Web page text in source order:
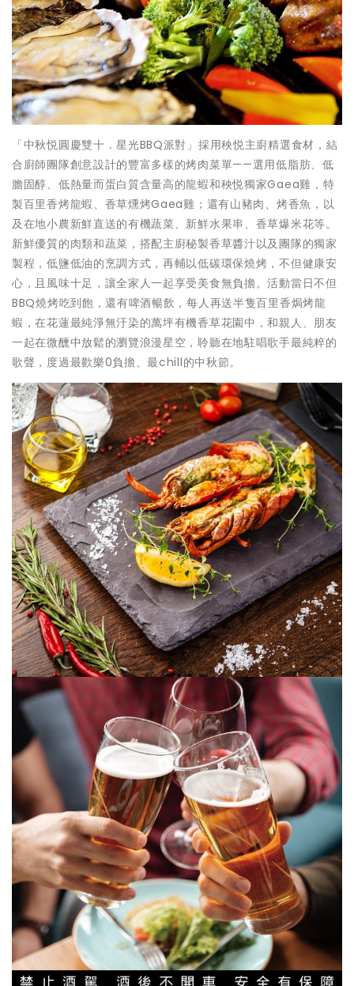
「中秋悦圓慶雙十．星光BBQ派對」採用秧悦主廚精選食材，結
合廚師團隊創意設計的豐富多樣的烤肉菜單——選用低脂肪、低
膽固醇、低熱量而蛋白質含量高的龍蝦和秧悦獨家Gaea雞，特
製百里香烤龍蝦、香草燻烤Gaea雞；還有山豬肉、烤香魚，以
及在地小農新鮮直送的有機蔬菜、新鮮水果串、香草爆米花等。
新鮮優質的肉類和蔬菜，搭配主廚秘製香草醬汁以及團隊的獨家
製程，低鹽低油的烹調方式，再輔以低碳環保燒烤，不但健康安
心，且風味十足，讓全家人一起享受美食無負擔。活動當日不但
BBQ燒烤吃到飽，還有啤酒暢飲，每人再送半隻百里香焗烤龍
蝦，在花蓮最純淨無汙染的萬坪有機香草花園中，和親人、朋友
一起在微醺中放鬆的瀏覽浪漫星空，聆聽在地駐唱歌手最純粹的
歌聲，度過最歡樂0負擔、最chill的中秋節。